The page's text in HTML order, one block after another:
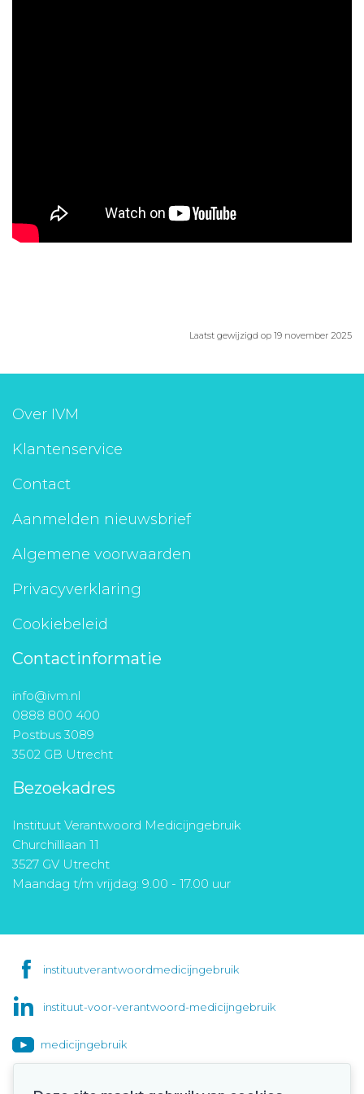
Laatst gewijzigd op 19 november 2025
Over IVM
Klantenservice
Contact
Aanmelden nieuwsbrief
Algemene voorwaarden
Privacyverklaring
Cookiebeleid
Contactinformatie
info@ivm.nl
0888 800 400
Postbus 3089
3502 GB Utrecht
Bezoekadres
Instituut Verantwoord Medicijngebruik
Churchilllaan 11
3527 GV Utrecht
Maandag t/m vrijdag: 9.00 - 17.00 uur
instituutverantwoordmedicijngebruik
instituut-voor-verantwoord-medicijngebruik
medicijngebruik